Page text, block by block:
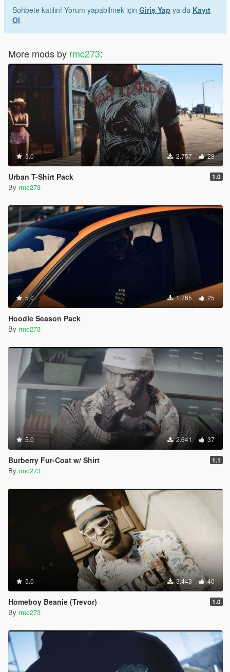
Sohbete katılın! Yorum yapabilmek için Giriş Yap ya da Kayıt
Ol.
More mods by rmc273:
5.0 2.757 28
Urban T-Shirt Pack 1.0
By rmc273
5.0 1.765 25
Hoodie Season Pack
By rmc273
5.0 2.641 37
Burberry Fur-Coat w/ Shirt 1.1
By rmc273
5.0 3.443 40
Homeboy Beanie (Trevor) 1.0
By rmc273